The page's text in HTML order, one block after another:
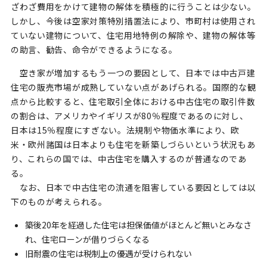
ざわざ費用をかけて建物の解体を積極的に行うことは少ない。
しかし、今後は空家対策特別措置法により、市町村は使用され
ていない建物について、住宅用地特例の解除や、建物の解体等
の助言、勧告、命令ができるようになる。
空き家が増加するもう一つの要因として、日本では中古戸建
住宅の販売市場が成熟していない点があげられる。国際的な観
点から比較すると、住宅取引全体における中古住宅の取引件数
の割合は、アメリカやイギリスが80％程度であるのに対し、
日本は15％程度にすぎない。法規制や物価水準により、欧
米・欧州諸国は日本よりも住宅を新築しづらいという状況もあ
り、これらの国では、中古住宅を購入するのが普通なのであ
る。
なお、日本で中古住宅の流通を阻害している要因としては以
下のものが考えられる。
築後20年を経過した住宅は担保価値がほとんど無いとみなさ
れ、住宅ローンが借りづらくなる
旧耐震の住宅は税制上の優遇が受けられない